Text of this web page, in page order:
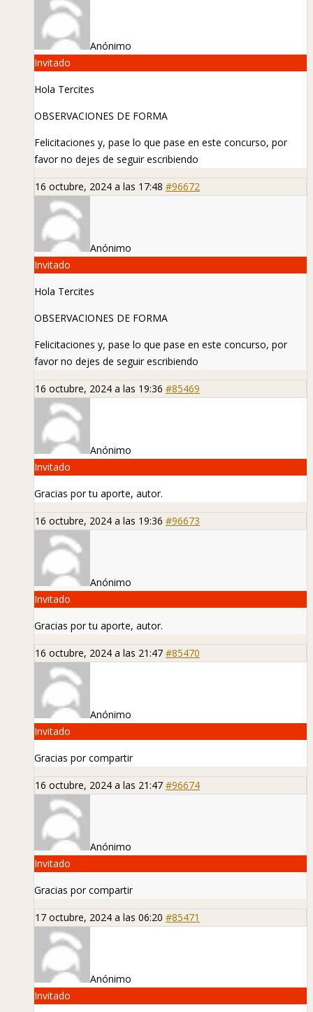
Anónimo
Invitado
Hola Tercites
OBSERVACIONES DE FORMA
Felicitaciones y, pase lo que pase en este concurso, por
favor no dejes de seguir escribiendo
16 octubre, 2024 a las 17:48 #96672
Anónimo
Invitado
Hola Tercites
OBSERVACIONES DE FORMA
Felicitaciones y, pase lo que pase en este concurso, por
favor no dejes de seguir escribiendo
16 octubre, 2024 a las 19:36 #85469
Anónimo
Invitado
Gracias por tu aporte, autor.
16 octubre, 2024 a las 19:36 #96673
Anónimo
Invitado
Gracias por tu aporte, autor.
16 octubre, 2024 a las 21:47 #85470
Anónimo
Invitado
Gracias por compartir
16 octubre, 2024 a las 21:47 #96674
Anónimo
Invitado
Gracias por compartir
17 octubre, 2024 a las 06:20 #85471
Anónimo
Invitado